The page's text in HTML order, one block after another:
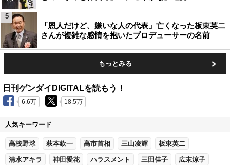
「恩人だけど、嫌いな人の代表」亡くなった板東英二
さんが複雑な感情を抱いたプロデューサーの名前
5
もっとみる
日刊ゲンダイDIGITALを読もう！
6.6万 18.5万
人気キーワード
高校野球 萩本欽一 高市首相 三山凌輝 板東英二
清水アキラ 神田愛花 ハラスメント 三田佳子 広末涼子